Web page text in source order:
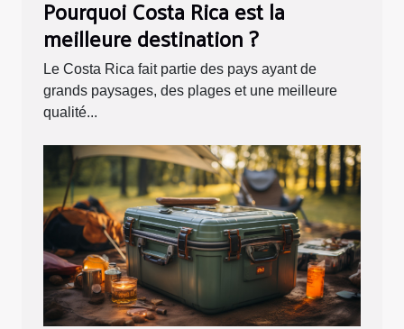
Pourquoi Costa Rica est la
meilleure destination ?
Le Costa Rica fait partie des pays ayant de
grands paysages, des plages et une meilleure
qualité...